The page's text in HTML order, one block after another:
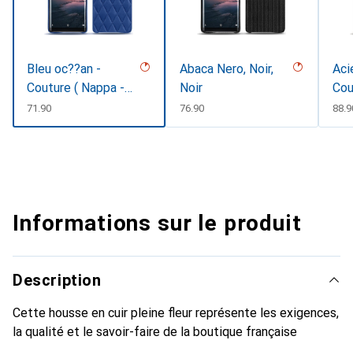
Bleu oc??an -
Couture ( Nappa -
Pantone #15458a)
CHF
71.90
Abaca Nero, Noir,
Noir
CHF
76.90 CHF
Informations sur le produit
Description
Cette housse en cuir pleine fleur représente les exigences,
la qualité et le savoir-faire de la boutique française